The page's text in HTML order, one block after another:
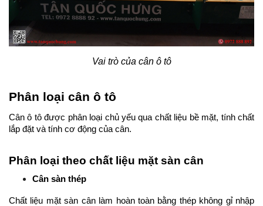
Vai trò của cân ô tô
Phân loại cân ô tô
Cân ô tô được phân loại chủ yếu qua chất liệu bề mặt, tính chất
lắp đặt và tính cơ động của cân.
Phân loại theo chất liệu mặt sàn cân
Cân sàn thép
Chất liệu mặt sàn cân làm hoàn toàn bằng thép không gỉ nhập